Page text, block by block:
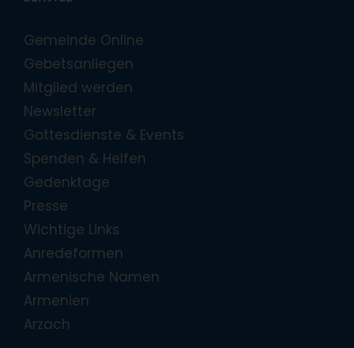
Gemeinde Online
Gebetsanliegen
Mitglied werden
Newsletter
Gottesdienste & Events
Spenden & Helfen
Gedenktage
Presse
Wichtige Links
Anredeformen
Armenische Namen
Armenien
Arzach